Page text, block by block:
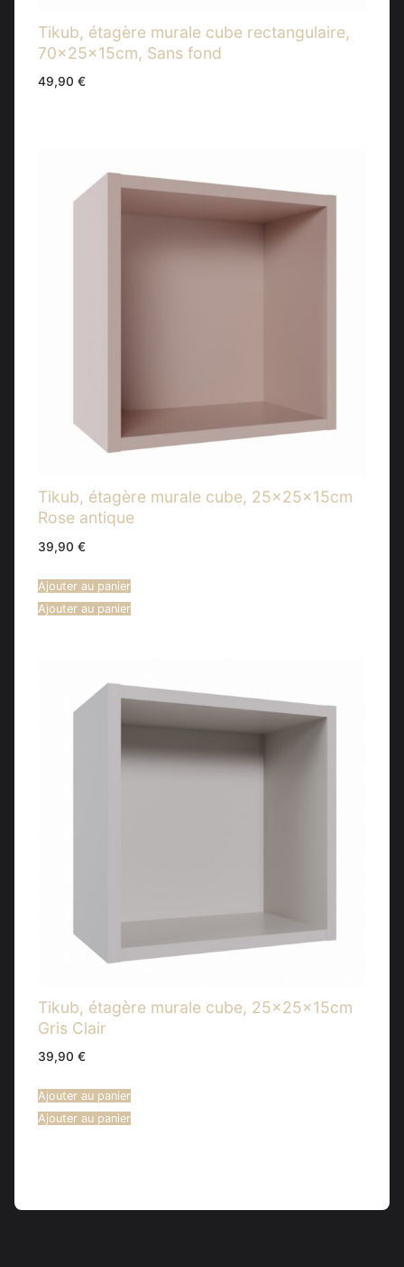
Tikub, étagère murale cube rectangulaire,
70x25x15cm, Sans fond
49,90 €
Tikub, étagère murale cube, 25x25x15cm
Rose antique
39,90 €
Ajouter au panier
Ajouter au panier
Tikub, étagère murale cube, 25x25x15cm
Gris Clair
39,90 €
Ajouter au panier
Ajouter au panier